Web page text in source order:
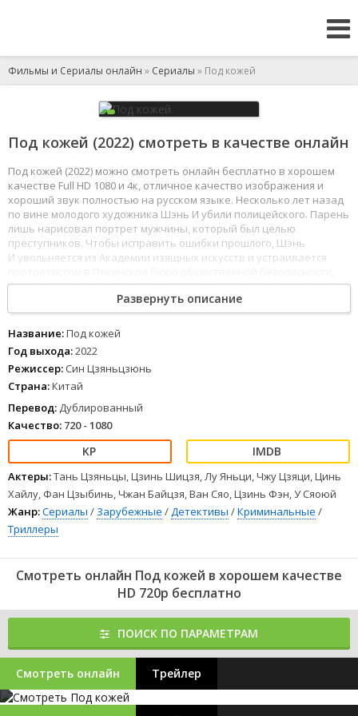
Фильмы и Сериалы онлайн » Сериалы » Под кожей
Под кожей (2022) смотреть в качестве онлайн
Под кожей (2022) можно смотреть онлайн бесплатно в хорошем
качестве Full HD 1080 и 4к, отличное качество изображения и
хороший звук полностью на русском языке. Несколько лет назад
по вине молодого художника Шэнь И убили полицейского. Парень
лишь нарисовал портрет мужчины, который был целью
преступников. Чтобы исправить ошибки прошлого, Шэнь
И увольняется из Академии изящных искусств и устраивается
где ему рады не все. Ему предстоит расследовать дела вместе
с капитаном Ду Чэном, близким другом убитого полицейского.
12345 678
Развернуть описание
Название:Под кожей
Год выхода:2022
Режиссер: Син Цзяньцзюнь
Страна:Китай
Перевод: Дублированный
Качество: 720 - 1080
Актеры:Тань Цзяньцы, Цзинь Шицзя, Лу Яньци, Чжу Цзяци, Цинь
Хайлу, Фан Цзыбинь, Чжан Байцзя, Ван Сяо, Цзинь Фэн, У Сяоюй
Жанр:Сериалы / Зарубежные /Детективы /Криминальные /
Триллеры
Смотреть онлайн Под кожей в хорошем качестве
HD 720p бесплатно
ПОИСК ПО ПАРАМЕТРАМ
Смотреть онлайн Трейлер